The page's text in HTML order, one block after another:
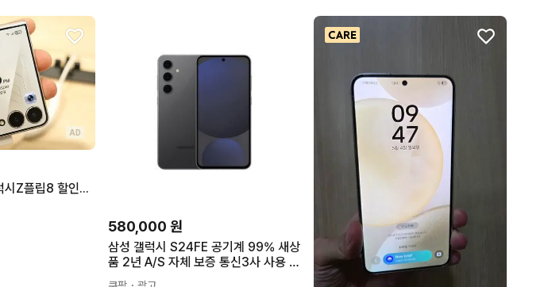
AD
[미사용/새상품]갤럭시Z플립8 할인특가 [갤럭시S23,24,25,26시리즈 재고정리 / Z플립,폴드 5,6,7시리즈 재고정리]
580,000 원
삼성 갤럭시 S24FE 공기계 99% 새상
품 2년 A/S 자체 보증 통신3사 사용 가